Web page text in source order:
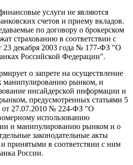
услуги не являются
счетов и приему вкладов.
по договору о брокерском
страхованию в соответствии с
23 декабря 2003 года № 177-ФЗ "О
Российской Федерации".
о запрете на осуществление
манипулированию рынком, и
инсайдерской информации и
предусмотренных статьями 5
от 27.07.2010 № 224-ФЗ "О
использованию
и манипулированию рынком и о
законодательные акты
принятыми в соответствии с ним
России.